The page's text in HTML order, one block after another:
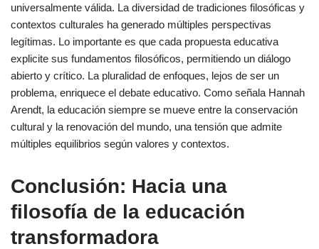
universalmente válida. La diversidad de tradiciones filosóficas y
contextos culturales ha generado múltiples perspectivas
legítimas. Lo importante es que cada propuesta educativa
explicite sus fundamentos filosóficos, permitiendo un diálogo
abierto y crítico. La pluralidad de enfoques, lejos de ser un
problema, enriquece el debate educativo. Como señala Hannah
Arendt, la educación siempre se mueve entre la conservación
cultural y la renovación del mundo, una tensión que admite
múltiples equilibrios según valores y contextos.
Conclusión: Hacia una
filosofía de la educación
transformadora